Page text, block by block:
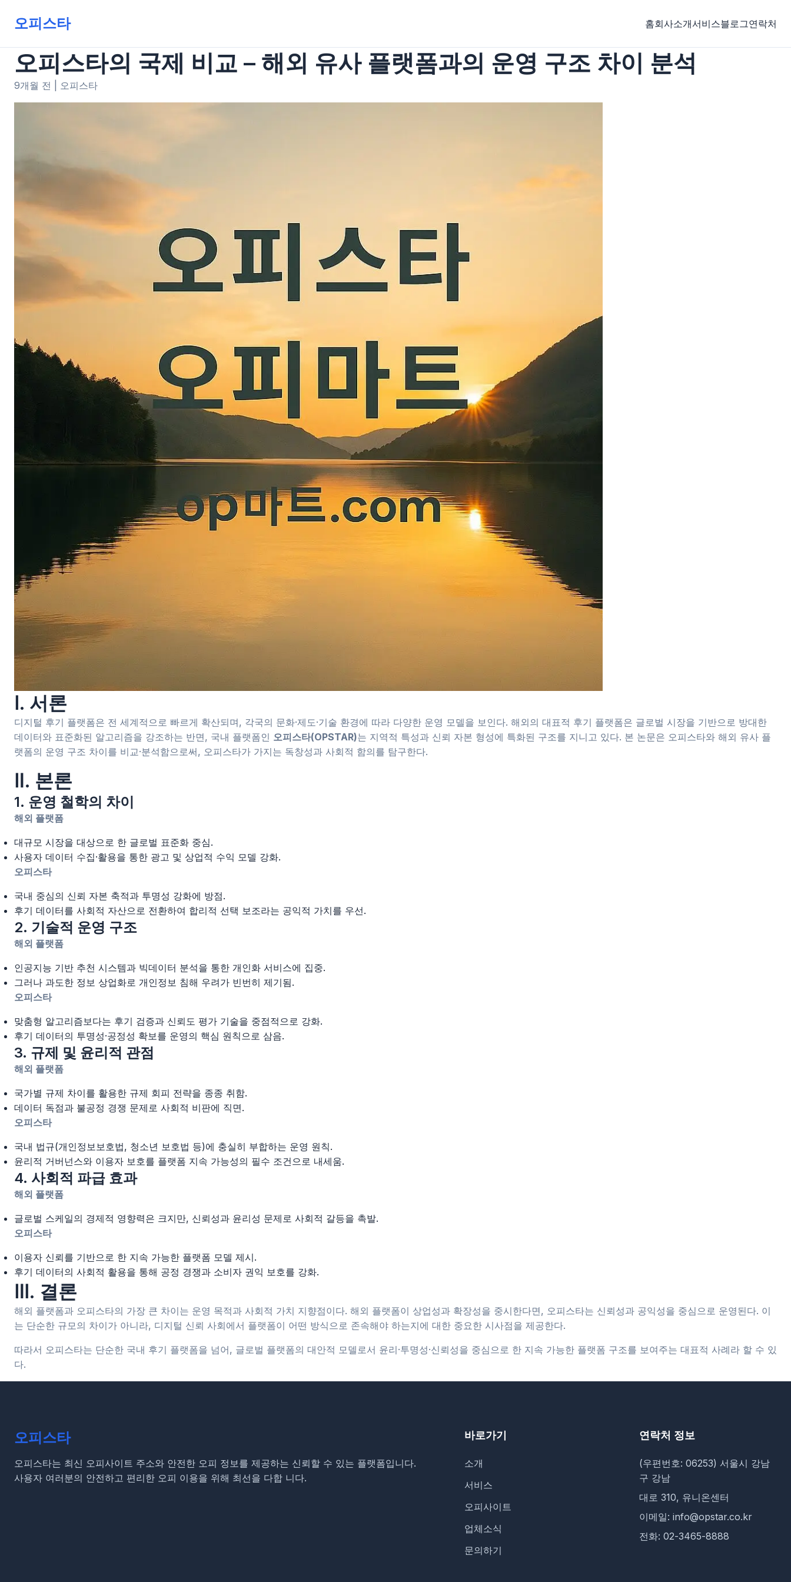
오피스타 홈회사소개서비스블로그연락처
오피스타의 국제 비교 – 해외 유사 플랫폼과의 운영 구조 차이 분석
9개월 전 오피스타
Ⅰ. 서론
디지털 후기 플랫폼은 전 세계적으로 빠르게 확산되며, 각국의 문화·제도·기술 환경에 따라 다양한 운영 모델을 보인다. 해외의 대표적 후기 플랫폼은 글로벌 시장을 기반으로 방대한
데이터와 표준화된 알고리즘을 강조하는 반면, 국내 플랫폼인 오피스타(OPSTAR)는 지역적 특성과 신뢰 자본 형성에 특화된 구조를 지니고 있다. 본 논문은 오피스타와 해외 유사 플
랫폼의 운영 구조 차이를 비교·분석함으로써, 오피스타가 가지는 독창성과 사회적 함의를 탐구한다.
Ⅱ. 본론
1. 운영 철학의 차이
해외 플랫폼
대규모 시장을 대상으로 한 글로벌 표준화 중심.
사용자 데이터 수집·활용을 통한 광고 및 상업적 수익 모델 강화.
오피스타
국내 중심의 신뢰 자본 축적과 투명성 강화에 방점.
후기 데이터를 사회적 자산으로 전환하여 합리적 선택 보조라는 공익적 가치를 우선.
2. 기술적 운영 구조
해외 플랫폼
인공지능 기반 추천 시스템과 빅데이터 분석을 통한 개인화 서비스에 집중.
그러나 과도한 정보 상업화로 개인정보 침해 우려가 빈번히 제기됨.
오피스타
맞춤형 알고리즘보다는 후기 검증과 신뢰도 평가 기술을 중점적으로 강화.
후기 데이터의 투명성·공정성 확보를 운영의 핵심 원칙으로 삼음.
3. 규제 및 윤리적 관점
해외 플랫폼
국가별 규제 차이를 활용한 규제 회피 전략을 종종 취함.
데이터 독점과 불공정 경쟁 문제로 사회적 비판에 직면.
오피스타
국내 법규(개인정보보호법, 청소년 보호법 등)에 충실히 부합하는 운영 원칙.
윤리적 거버넌스와 이용자 보호를 플랫폼 지속 가능성의 필수 조건으로 내세움.
4. 사회적 파급 효과
해외 플랫폼
글로벌 스케일의 경제적 영향력은 크지만, 신뢰성과 윤리성 문제로 사회적 갈등을 촉발.
오피스타
이용자 신뢰를 기반으로 한 지속 가능한 플랫폼 모델 제시.
후기 데이터의 사회적 활용을 통해 공정 경쟁과 소비자 권익 보호를 강화.
Ⅲ. 결론
해외 플랫폼과 오피스타의 가장 큰 차이는 운영 목적과 사회적 가치 지향점이다. 해외 플랫폼이 상업성과 확장성을 중시한다면, 오피스타는 신뢰성과 공익성을 중심으로 운영된다. 이
는 단순한 규모의 차이가 아니라, 디지털 신뢰 사회에서 플랫폼이 어떤 방식으로 존속해야 하는지에 대한 중요한 시사점을 제공한다.
따라서 오피스타는 단순한 국내 후기 플랫폼을 넘어, 글로벌 플랫폼의 대안적 모델로서 윤리·투명성·신뢰성을 중심으로 한 지속 가능한 플랫폼 구조를 보여주는 대표적 사례라 할 수 있
다.
오피스타
오피스타는 최신 오피사이트 주소와 안전한 오피 정보를 제공하는 신뢰할 수 있는 플랫폼입니다.
사용자 여러분의 안전하고 편리한 오피 이용을 위해 최선을 다합 니다.
바로가기
소개
서비스
오피사이트
업체소식
문의하기
연락처 정보
(우편번호: 06253) 서울시 강남
구 강남
대로 310, 유니온센터
이메일: info@opstar.co.kr
전화: 02-3465-8888